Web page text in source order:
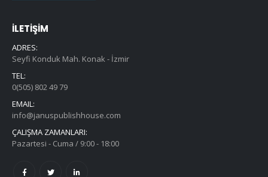
İLETİŞİM
ADRES:
Seyfi Konduk Mah. Konak - İzmir
TEL:
0(505) 802 49 79
EMAIL:
info@januspublishhouse.com
ÇALIŞMA ZAMANLARI:
Pazartesi - Cuma / 9:00 - 18:00